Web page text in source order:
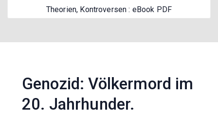
Theorien, Kontroversen : eBook PDF
Genozid: Völkermord im
20. Jahrhunder.